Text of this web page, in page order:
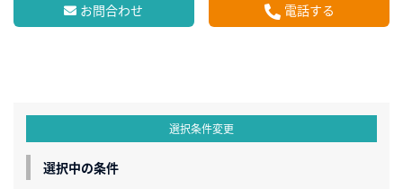
お問合わせ 電話する
選択条件変更
選択中の条件